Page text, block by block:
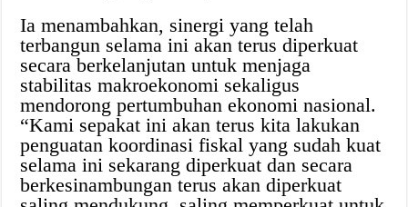
Ia menambahkan, sinergi yang telah
terbangun selama ini akan terus diperkuat
secara berkelanjutan untuk menjaga
stabilitas makroekonomi sekaligus
mendorong pertumbuhan ekonomi nasional.‎
“Kami sepakat ini akan terus kita lakukan
penguatan koordinasi fiskal yang sudah kuat
selama ini sekarang diperkuat dan secara
berkesinambungan terus akan diperkuat